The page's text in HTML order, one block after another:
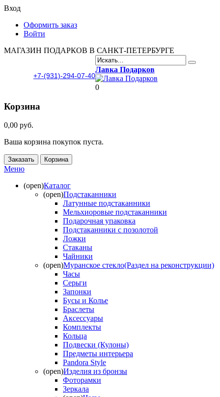
Вход
Оформить заказ
Войти
МАГАЗИН ПОДАРКОВ В САНКТ-ПЕТЕРБУРГЕ
+7-(931)-294-07-40
Лавка Подарков
0
Корзина
0,00 руб.
Ваша корзина покупок пуста.
Заказать Корзина
Меню
(open)Каталог
(open)Подстаканники
Латунные подстаканники
Мельхиоровые подстаканники
Подарочная упаковка
Подстаканники с позолотой
Ложки
Стаканы
Чайники
(open)Муранское стекло(Раздел на реконструкции)
Часы
Серьги
Запонки
Бусы и Колье
Браслеты
Аксессуары
Комплекты
Кольца
Подвески (Кулоны)
Предметы интерьера
Pandora Style
(open)Изделия из бронзы
Фоторамки
Зеркала